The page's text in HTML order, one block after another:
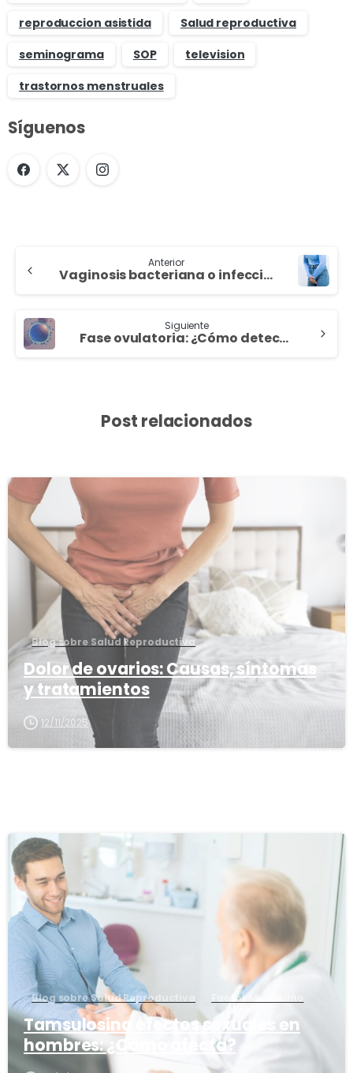
reproduccion asistida
Salud reproductiva
seminograma
SOP
television
trastornos menstruales
Síguenos
Anterior
Vaginosis bacteriana o infección por Gardnerella: ¿Cómo me afecta?
Siguiente
Fase ovulatoria: ¿Cómo detectarla?
Post relacionados
Blog sobre Salud Reproductiva
Dolor de ovarios: Causas, síntomas
y tratamientos
12/11/2025
Blog sobre Salud Reproductiva Factor Masculino
Tamsulosina efectos sexuales en
hombres: ¿Cómo afecta?